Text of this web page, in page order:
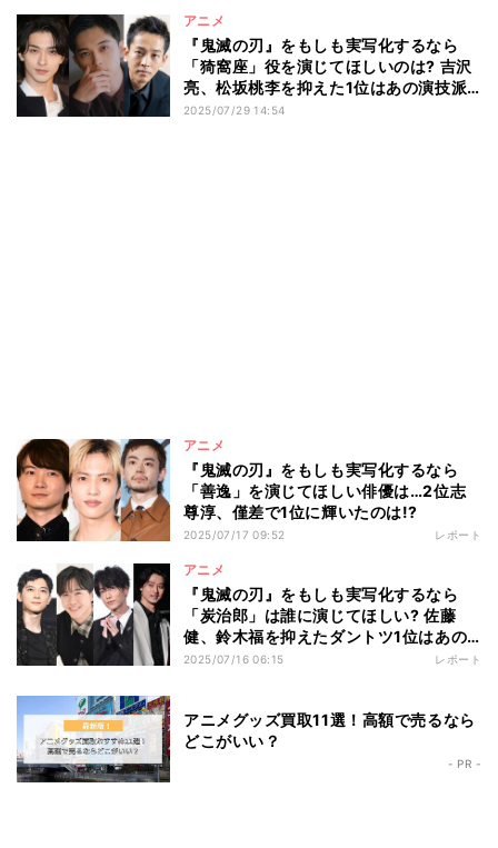
アニメ
『鬼滅の刃』をもしも実写化するなら
「猗窩座」役を演じてほしいのは? 吉沢
亮、松坂桃李を抑えた1位はあの演技派
俳優!
2025/07/29 14:54
アニメ
『鬼滅の刃』をもしも実写化するなら
「善逸」を演じてほしい俳優は…2位志
尊淳、僅差で1位に輝いたのは!?
2025/07/17 09:52 レポート
アニメ
『鬼滅の刃』をもしも実写化するなら
「炭治郎」は誰に演じてほしい? 佐藤
健、鈴木福を抑えたダントツ1位はあの
人気俳優!
2025/07/16 06:15 レポート
アニメグッズ買取11選！高額で売るなら
どこがいい？
- PR -